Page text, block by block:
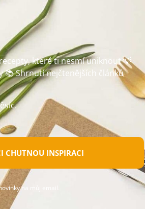
které ti nesmí uniknout 💡
📚 Shrnutí nejčtenějších článků
CHUTNOU INSPIRACI
na můj email.